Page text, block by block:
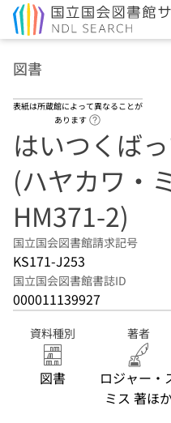
図書
表紙は所蔵館によって異なることが
あります
はいつくば
(ハヤカワ・
HM371-2)
国立国会図書館請求記号
KS171-J253
国立国会図書館書誌ID
000011139927
資料種別
図書
著者
ロジャー・
ミス 著ほ